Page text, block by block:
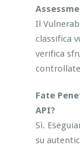
Il
classifica
verifica
Fate
API?
Sì.
su